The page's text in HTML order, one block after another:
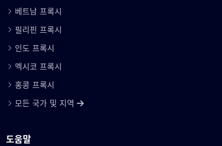
베트남 프록시
필리핀 프록시
인도 프록시
멕시코 프록시
홍콩 프록시
모든 국가 및 지역
도움말